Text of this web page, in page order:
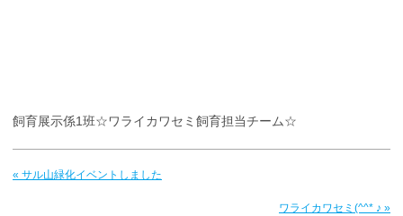
飼育展示係1班☆ワライカワセミ飼育担当チーム☆
« サル山緑化イベントしました
ワライカワセミ(^^* ♪ »